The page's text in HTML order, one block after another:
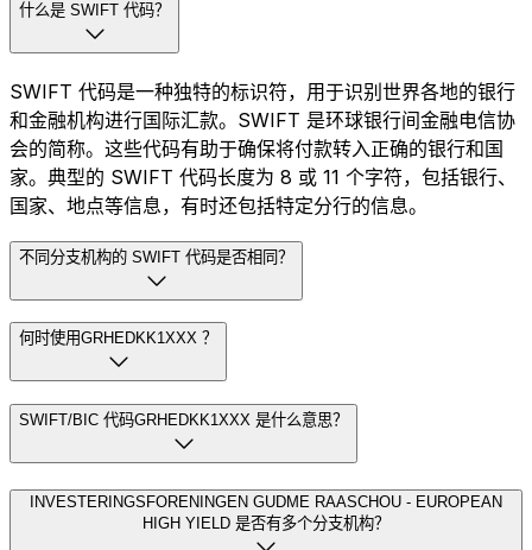
什么是 SWIFT 代码？
SWIFT 代码是一种独特的标识符，用于识别世界各地的银行
和金融机构进行国际汇款。SWIFT 是环球银行间金融电信协
会的简称。这些代码有助于确保将付款转入正确的银行和国
家。典型的 SWIFT 代码长度为 8 或 11 个字符，包括银行、
国家、地点等信息，有时还包括特定分行的信息。
不同分支机构的 SWIFT 代码是否相同？
何时使用GRHEDKK1XXX ？
SWIFT/BIC 代码GRHEDKK1XXX 是什么意思？
INVESTERINGSFORENINGEN GUDME RAASCHOU - EUROPEAN
HIGH YIELD 是否有多个分支机构？